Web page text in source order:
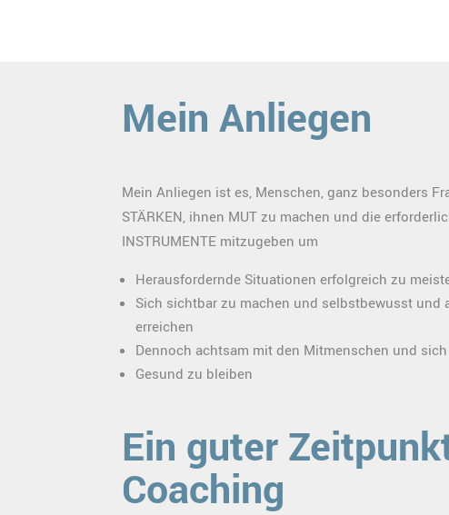
Mein Anliegen
Mein Anliegen ist es, Menschen, ganz besonders
STÄRKEN, ihnen MUT zu machen und die
INSTRUMENTE mitzugeben um
Herausfordernde Situationen erfolgreich zu
Sich sichtbar zu machen und selbstbewusst und
erreichen
Dennoch achtsam mit den Mitmenschen und
Gesund zu bleiben
Ein guter
Coaching